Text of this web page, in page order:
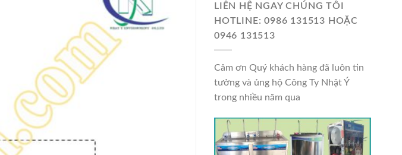
LIÊN HỆ NGAY CHÚNG TÔI
HOTLINE: 0986 131513 HOẶC
0946 131513
Cảm ơn Quý khách hàng đã luôn tin
tưởng và ủng hộ Công Ty Nhật Ý
trong nhiều năm qua